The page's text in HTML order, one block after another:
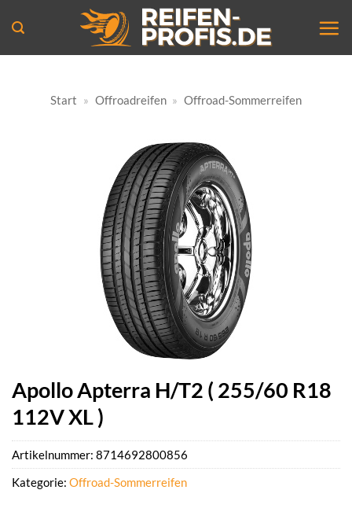
Inhalt
springen
Start » Offroadreifen » Offroad-Sommerreifen
Apollo Apterra H/T2 ( 255/60 R18
112V XL )
Artikelnummer: 8714692800856
Kategorie: Offroad-Sommerreifen